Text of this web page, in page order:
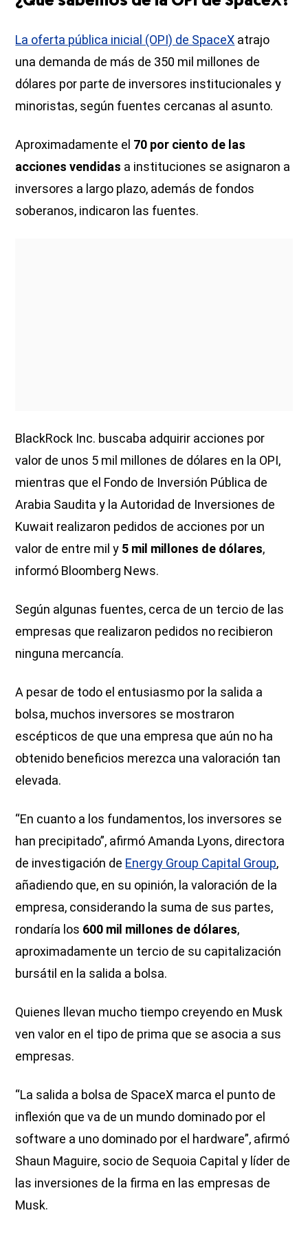
La oferta pública inicial (OPI) de SpaceX atrajo
una demanda de más de 350 mil millones de
dólares por parte de inversores institucionales y
minoristas, según fuentes cercanas al asunto.
Aproximadamente el 70 por ciento de las
acciones vendidas a instituciones se asignaron a
inversores a largo plazo, además de fondos
soberanos, indicaron las fuentes.
BlackRock Inc. buscaba adquirir acciones por
valor de unos 5 mil millones de dólares en la OPI,
mientras que el Fondo de Inversión Pública de
Arabia Saudita y la Autoridad de Inversiones de
Kuwait realizaron pedidos de acciones por un
valor de entre mil y 5 mil millones de dólares,
informó Bloomberg News.
Según algunas fuentes, cerca de un tercio de las
empresas que realizaron pedidos no recibieron
ninguna mercancía.
A pesar de todo el entusiasmo por la salida a
bolsa, muchos inversores se mostraron
escépticos de que una empresa que aún no ha
obtenido beneficios merezca una valoración tan
elevada.
“En cuanto a los fundamentos, los inversores se
han precipitado”, afirmó Amanda Lyons, directora
de investigación de Energy Group Capital Group,
añadiendo que, en su opinión, la valoración de la
empresa, considerando la suma de sus partes,
rondaría los 600 mil millones de dólares,
aproximadamente un tercio de su capitalización
bursátil en la salida a bolsa.
Quienes llevan mucho tiempo creyendo en Musk
ven valor en el tipo de prima que se asocia a sus
empresas.
“La salida a bolsa de SpaceX marca el punto de
inflexión que va de un mundo dominado por el
software a uno dominado por el hardware”, afirmó
Shaun Maguire, socio de Sequoia Capital y líder de
las inversiones de la firma en las empresas de
Musk.